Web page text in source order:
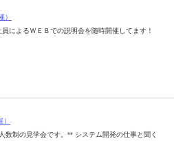
）
によるＷＥＢでの説明会を随時開催してます！
数制の見学会です。** システム開発の仕事と聞く